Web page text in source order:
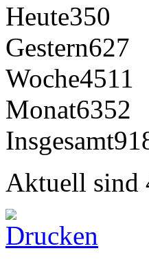
Heute350
Gestern627
Woche4511
Monat6352
Insgesamt
Aktuell sind